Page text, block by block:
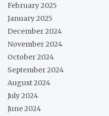
February 2025
January 2025
December 2024
November 2024
October 2024
September 2024
August 2024
July 2024
June 2024